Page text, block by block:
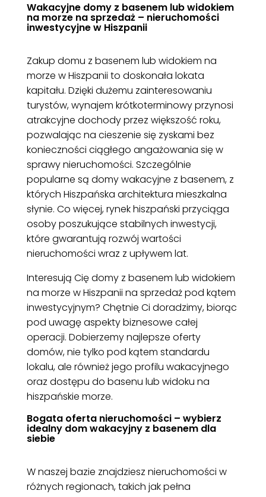
Wakacyjne domy z basenem lub widokiem
na morze na sprzedaż – nieruchomości
inwestycyjne w Hiszpanii
Zakup domu z basenem lub widokiem na
morze w Hiszpanii to doskonała lokata
kapitału. Dzięki dużemu zainteresowaniu
turystów, wynajem krótkoterminowy przynosi
atrakcyjne dochody przez większość roku,
pozwalając na cieszenie się zyskami bez
konieczności ciągłego angażowania się w
sprawy nieruchomości. Szczególnie
popularne są domy wakacyjne z basenem, z
których Hiszpańska architektura mieszkalna
słynie. Co więcej, rynek hiszpański przyciąga
osoby poszukujące stabilnych inwestycji,
które gwarantują rozwój wartości
nieruchomości wraz z upływem lat.
Interesują Cię domy z basenem lub widokiem
na morze w Hiszpanii na sprzedaż pod kątem
inwestycyjnym? Chętnie Ci doradzimy, biorąc
pod uwagę aspekty biznesowe całej
operacji. Dobierzemy najlepsze oferty
domów, nie tylko pod kątem standardu
lokalu, ale również jego profilu wakacyjnego
oraz dostępu do basenu lub widoku na
hiszpańskie morze.
Bogata oferta nieruchomości – wybierz
idealny dom wakacyjny z basenem dla
siebie
W naszej bazie znajdziesz nieruchomości w
różnych regionach, takich jak pełna